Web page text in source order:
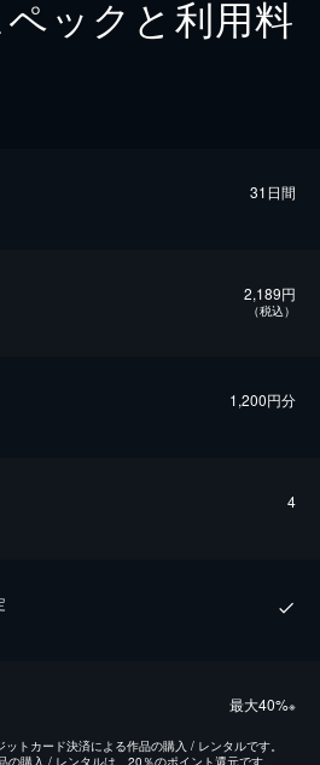
ックと利用料
31日間
2,189円
（税込）
1,200円分
4
最⼤40%※
トカード決済による作品の購入 / レンタルです。
購入 / レンタルは、20％のポイント還元です。